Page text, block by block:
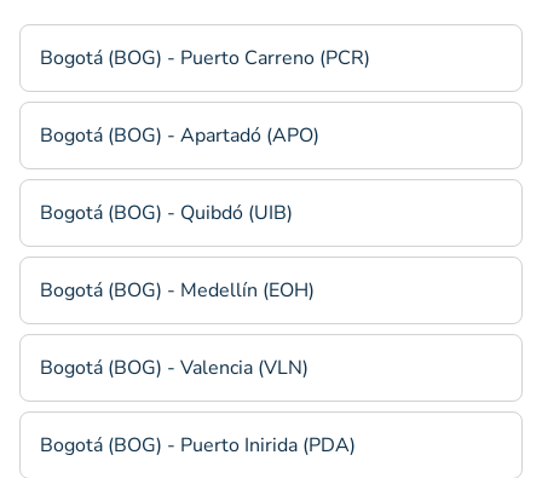
Bogotá (BOG) - Puerto Carreno (PCR)
Bogotá (BOG) - Apartadó (APO)
Bogotá (BOG) - Quibdó (UIB)
Bogotá (BOG) - Medellín (EOH)
Bogotá (BOG) - Valencia (VLN)
Bogotá (BOG) - Puerto Inirida (PDA)